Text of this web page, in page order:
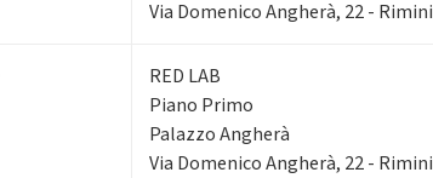
Via Domenico Angherà, 22 - Rimini
RED LAB
Piano Primo
Palazzo Angherà
Via Domenico Angherà, 22 - Rimini